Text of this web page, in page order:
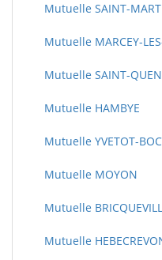
Mutuelle SAINT-
Mutuelle MARCEY-
Mutuelle SAINT-
Mutuelle HAMBYE
Mutuelle YVETOT-
Mutuelle MOYON
Mutuelle
Mutuelle